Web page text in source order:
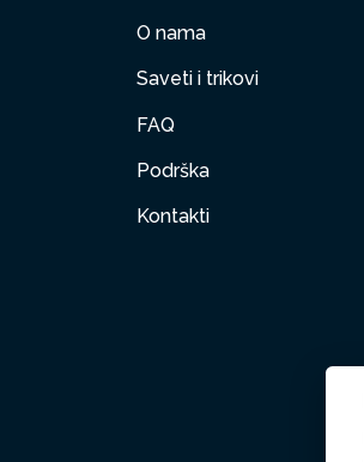
O nama
Saveti i trikovi
FAQ
Podrška
Kontakti